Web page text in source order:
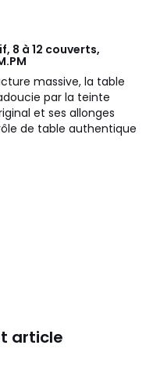
8 à 12 couverts,
massive, la table
par la teinte
et ses allonges
de table authentique
FSC*, finition
article